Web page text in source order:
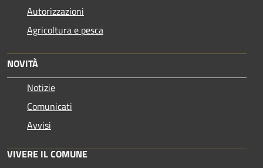
Autorizzazioni
Agricoltura e pesca
NOVITÀ
Notizie
Comunicati
Avvisi
VIVERE IL COMUNE